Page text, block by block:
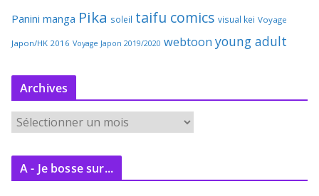
Panini manga Pika soleil taifu comics visual kei Voyage
Japon/HK 2016 Voyage Japon 2019/2020 webtoon young adult
Archives
c
A - Je bosse sur...